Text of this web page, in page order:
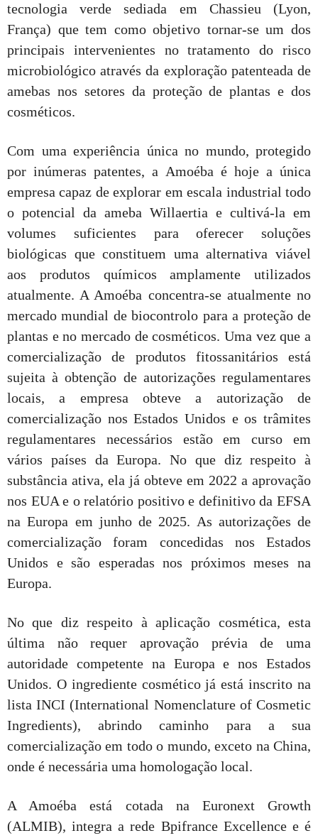
tecnologia verde sediada em Chassieu (Lyon,
França) que tem como objetivo tornar-se um dos
principais intervenientes no tratamento do risco
microbiológico através da exploração patenteada de
amebas nos setores da proteção de plantas e dos
cosméticos.
Com uma experiência única no mundo, protegido
por inúmeras patentes, a Amoéba é hoje a única
empresa capaz de explorar em escala industrial todo
o potencial da ameba Willaertia e cultivá-la em
volumes suficientes para oferecer soluções
biológicas que constituem uma alternativa viável
aos produtos químicos amplamente utilizados
atualmente. A Amoéba concentra-se atualmente no
mercado mundial de biocontrolo para a proteção de
plantas e no mercado de cosméticos. Uma vez que a
comercialização de produtos fitossanitários está
sujeita à obtenção de autorizações regulamentares
locais, a empresa obteve a autorização de
comercialização nos Estados Unidos e os trâmites
regulamentares necessários estão em curso em
vários países da Europa. No que diz respeito à
substância ativa, ela já obteve em 2022 a aprovação
nos EUA e o relatório positivo e definitivo da EFSA
na Europa em junho de 2025. As autorizações de
comercialização foram concedidas nos Estados
Unidos e são esperadas nos próximos meses na
Europa.
No que diz respeito à aplicação cosmética, esta
última não requer aprovação prévia de uma
autoridade competente na Europa e nos Estados
Unidos. O ingrediente cosmético já está inscrito na
lista INCI (International Nomenclature of Cosmetic
Ingredients), abrindo caminho para a sua
comercialização em todo o mundo, exceto na China,
onde é necessária uma homologação local.
A Amoéba está cotada na Euronext Growth
(ALMIB), integra a rede Bpifrance Excellence e é